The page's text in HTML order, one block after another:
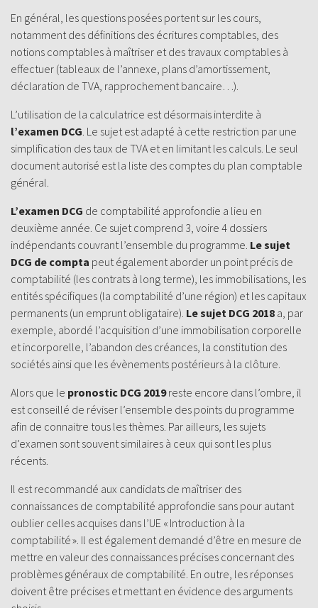
En général, les questions posées portent sur les cours,
notamment des définitions des écritures comptables, des
notions comptables à maîtriser et des travaux comptables à
effectuer (tableaux de l’annexe, plans d’amortissement,
déclaration de TVA, rapprochement bancaire…).
L’utilisation de la calculatrice est désormais interdite à
l’examen DCG. Le sujet est adapté à cette restriction par une
simplification des taux de TVA et en limitant les calculs. Le seul
document autorisé est la liste des comptes du plan comptable
général.
L’examen DCG de comptabilité approfondie a lieu en
deuxième année. Ce sujet comprend 3, voire 4 dossiers
indépendants couvrant l’ensemble du programme. Le sujet
DCG de compta peut également aborder un point précis de
comptabilité (les contrats à long terme), les immobilisations, les
entités spécifiques (la comptabilité d’une région) et les capitaux
permanents (un emprunt obligataire). Le sujet DCG 2018 a, par
exemple, abordé l’acquisition d’une immobilisation corporelle
et incorporelle, l’abandon des créances, la constitution des
sociétés ainsi que les évènements postérieurs à la clôture.
Alors que le pronostic DCG 2019reste encore dans l’ombre, il
est conseillé de réviser l’ensemble des points du programme
afin de connaitre tous les thèmes. Par ailleurs, les sujets
d’examen sont souvent similaires à ceux qui sont les plus
récents.
Il est recommandé aux candidats de maîtriser des
connaissances de comptabilité approfondie sans pour autant
oublier celles acquises dans l’UE « Introduction à la
comptabilité ». Il est également demandé d’être en mesure de
mettre en valeur des connaissances précises concernant des
problèmes généraux de comptabilité. En outre, les réponses
doivent être précises et mettant en évidence des arguments